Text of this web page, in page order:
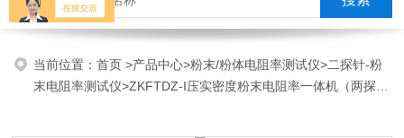
当前位置：首页>产品中心>粉末/粉体电阻率测试仪>二探针-粉
末电阻率测试仪>ZKFTDZ-I压实密度粉末电阻率一体机（两探针